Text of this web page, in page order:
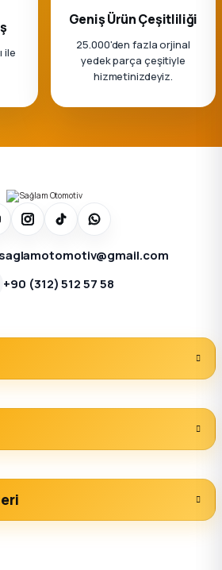
ile
Geniş Ürün Çeşitliliği
25.000'den fazla orjinal
yedek parça çeşitiyle
hizmetinizdeyiz.
+90 (312) 512 57 58